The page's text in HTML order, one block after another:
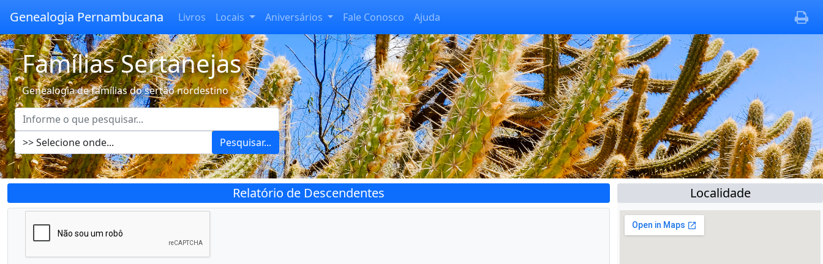
Genealogia Pernambucana Livros Locais Aniversários Fale Conosco Ajuda
Famílias Sertanejas
Genealogia de famílias do sertão nordestino
Pesquisar...
Relatório de Descendentes Localidade